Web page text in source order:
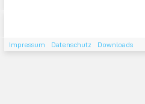
Impressum Datenschutz Downloads